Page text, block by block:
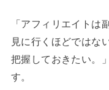
「アフィリエイトは
見に行くほどではな
把握しておきたい。
す。